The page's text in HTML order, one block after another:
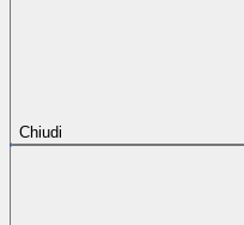
Chiudi